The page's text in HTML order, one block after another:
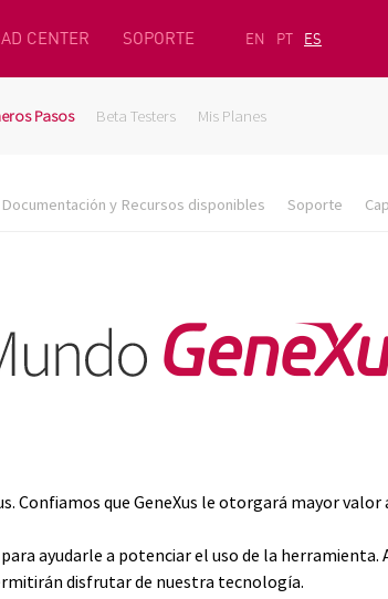
CENTER SOPORTE EN PT ES
Pasos Beta Testers Mis Planes
Documentación y Recursos disponibles Soporte
Confiamos que GeneXus le otorgará mayor
ayudarle a potenciar el uso de la herramienta.
disfrutar de nuestra tecnología.